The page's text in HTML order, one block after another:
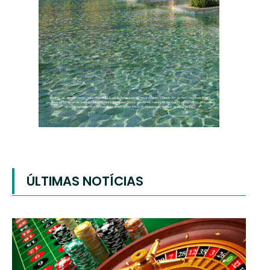
ÚLTIMAS NOTÍCIAS